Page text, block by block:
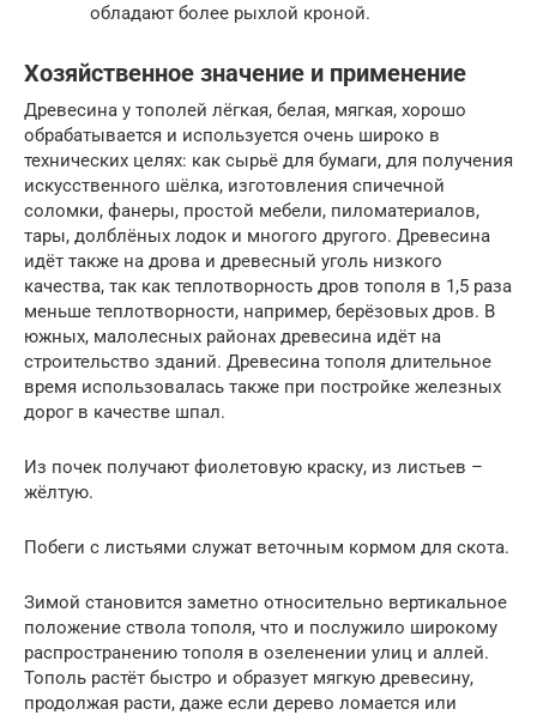
обладают более рыхлой кроной.
Хозяйственное значение и применение
Древесина у тополей лёгкая, белая, мягкая, хорошо
обрабатывается и используется очень широко в
технических целях: как сырьё для бумаги, для получения
искусственного шёлка, изготовления спичечной
соломки, фанеры, простой мебели, пиломатериалов,
тары, долблёных лодок и многого другого. Древесина
идёт также на дрова и древесный уголь низкого
качества, так как теплотворность дров тополя в 1,5 раза
меньше теплотворности, например, берёзовых дров. В
южных, малолесных районах древесина идёт на
строительство зданий. Древесина тополя длительное
время использовалась также при постройке железных
дорог в качестве шпал.
Из почек получают фиолетовую краску, из листьев –
жёлтую.
Побеги с листьями служат веточным кормом для скота.
Зимой становится заметно относительно вертикальное
положение ствола тополя, что и послужило широкому
распространению тополя в озеленении улиц и аллей.
Тополь растёт быстро и образует мягкую древесину,
продолжая расти, даже если дерево ломается или